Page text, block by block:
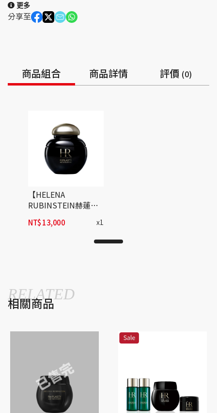
更多
分享至
商品組合 商品詳情 評價 (0)
【HELENA
RUBINSTEIN赫蓮
娜】極塑黑繃帶輪廓
精華
NT$13,000 x1
相關商品
RELATED